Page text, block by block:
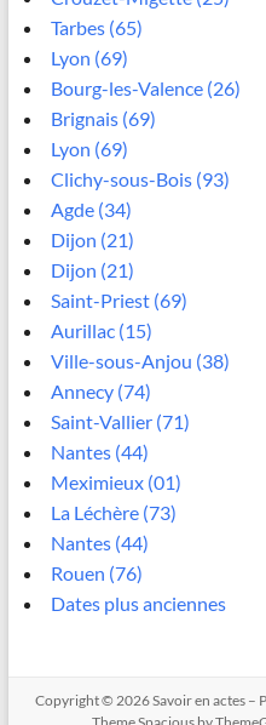
Tarbes (65)
Lyon (69)
Bourg-les-Valence (26)
Brignais (69)
Lyon (69)
Clichy-sous-Bois (93)
Agde (34)
Dijon (21)
Dijon (21)
Saint-Priest (69)
Aurillac (15)
Ville-sous-Anjou (38)
Annecy (74)
Saint-Vallier (71)
Nantes (44)
Meximieux (01)
La Léchère (73)
Nantes (44)
Rouen (76)
Dates plus anciennes
Copyright © 2026Savoir en actes –